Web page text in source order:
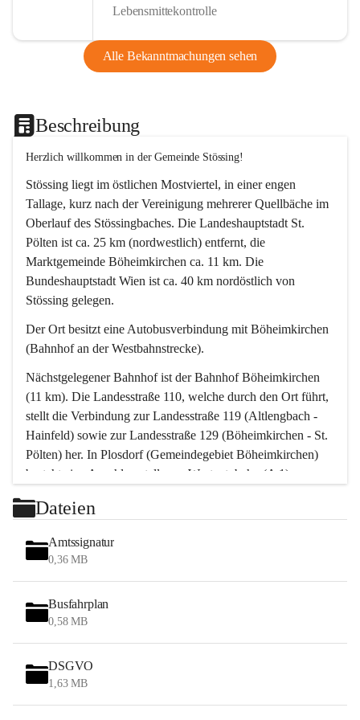
Lebensmittekontrolle
Alle Bekanntmachungen sehen
Beschreibung
Herzlich willkommen in der Gemeinde Stössing!
Stössing liegt im östlichen Mostviertel, in einer engen
Tallage, kurz nach der Vereinigung mehrerer Quellbäche im
Oberlauf des Stössingbaches. Die Landeshauptstadt St.
Pölten ist ca. 25 km (nordwestlich) entfernt, die
Marktgemeinde Böheimkirchen ca. 11 km. Die
Bundeshauptstadt Wien ist ca. 40 km nordöstlich von
Stössing gelegen.
Der Ort besitzt eine Autobusverbindung mit Böheimkirchen
(Bahnhof an der Westbahnstrecke).
Nächstgelegener Bahnhof ist der Bahnhof Böheimkirchen
(11 km). Die Landesstraße 110, welche durch den Ort führt,
stellt die Verbindung zur Landesstraße 119 (Altlengbach -
Hainfeld) sowie zur Landesstraße 129 (Böheimkirchen - St.
Pölten) her. In Plosdorf (Gemeindegebiet Böheimkirchen)
besteht eine Anschlussstelle zur Westautobahn (A 1).
Wien erreicht man in ca. 45 Minuten.
Stössing zählt noch zum Naherholungsraum Wien sowie
zum Naherholungsraum St. Pölten. Viele Bauernhöfe hatten
„ihre Wiener“. Seit 1960 bauten viele Wiener
Wochenendhäuser im Gemeindegebiet. Wegen des
waldreichen Jagdgebietes haben viele Jagdpächter ihre
Das Wandern ist aus touristischer Sicht die bedeutendste
Tätigkeit. Das hügelige Gebiet mit Wanderwegen durch
Wiesen, Wälder und Obstkulturen lädt dazu ein. Gefördert
Dateien
Amtssignatur
0,36 MB
Busfahrplan
0,58 MB
DSGVO
1,63 MB